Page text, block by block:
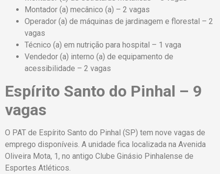
Montador (a) mecânico (a) – 2 vagas
Operador (a) de máquinas de jardinagem e florestal – 2
vagas
Técnico (a) em nutrição para hospital – 1 vaga
Vendedor (a) interno (a) de equipamento de
acessibilidade – 2 vagas
Espírito Santo do Pinhal – 9
vagas
O PAT de Espírito Santo do Pinhal (SP) tem nove vagas de
emprego disponíveis. A unidade fica localizada na Avenida
Oliveira Mota, 1, no antigo Clube Ginásio Pinhalense de
Esportes Atléticos.